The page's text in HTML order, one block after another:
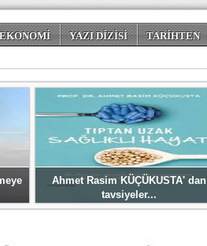
EKONOMİ YAZI DİZİSİ TARİHTEN
Ahmet Rasim KÜÇÜKUSTA' dan
tavsiyeler...